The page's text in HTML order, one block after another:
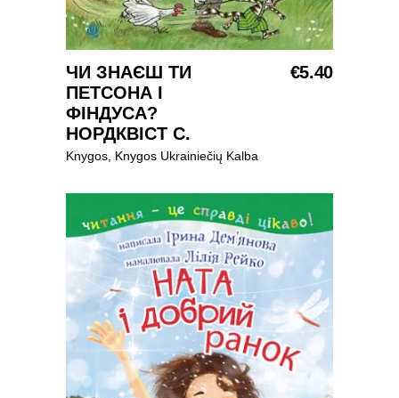
Į KREPŠELĮ
ЧИ ЗНАЄШ ТИ
ПЕТСОНА І
ФІНДУСА?
НОРДКВІСТ С.
€5.40
Knygos Knygos Ukrainiečių Kalba